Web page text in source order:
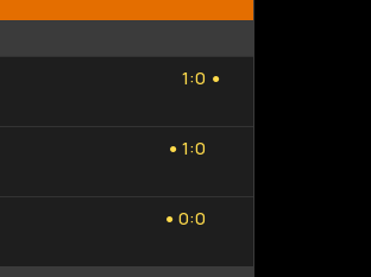
1
1:
0
0 ●
● 1:0
● 0:0